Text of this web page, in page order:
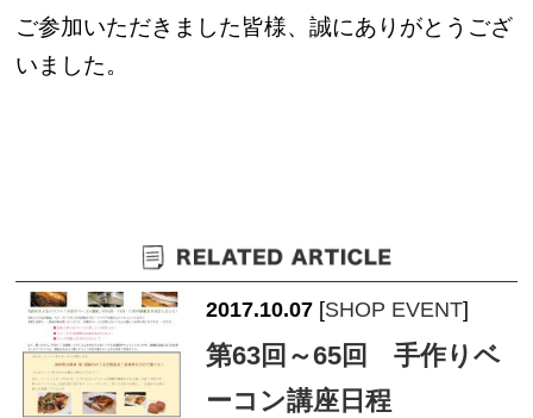
ご参加いただきました皆様、誠にありがとうござ
いました。
2017.10.07 [SHOP EVENT]
第63回～65回 手作りベ
ーコン講座日程